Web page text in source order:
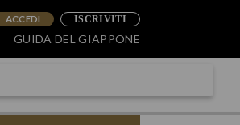
ACCEDI ISCRIVITI
GUIDA DEL GIAPPONE